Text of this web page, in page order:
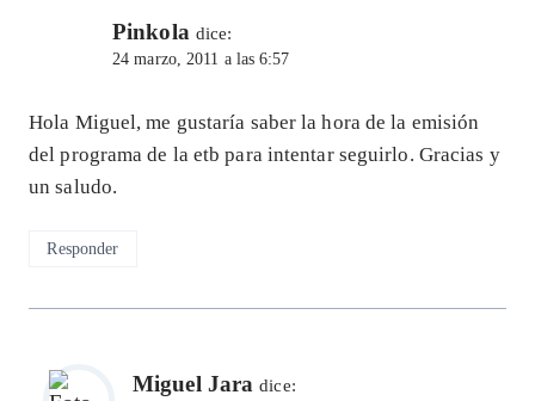
Pinkola dice:
24 marzo, 2011 a las 6:57
Hola Miguel, me gustaría saber la hora de la emisión
del programa de la etb para intentar seguirlo. Gracias y
un saludo.
Responder
Miguel Jara dice: